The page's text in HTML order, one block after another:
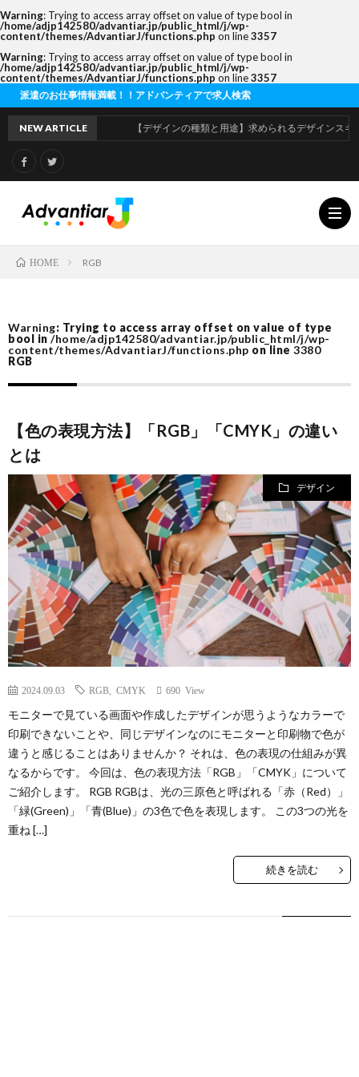
Warning: Trying to access array offset on value of type bool in
/home/adjp142580/advantiar.jp/public_html/j/wp-
content/themes/AdvantiarJ/functions.php on line3357
Warning: Trying to access array offset on value of type bool in
/home/adjp142580/advantiar.jp/public_html/j/wp-
content/themes/AdvantiarJ/functions.php on line3357
仕事情報満載！！アドバンティアで求人検索
規
約
営
会
社
NEW ARTICLE 【デザインの種類と用途】求められるデザインスキルの違
HOME RGB
Warning: Trying to access array offset on value of type
bool in /home/adjp142580/advantiar.jp/public_html/j/wp-
content/themes/AdvantiarJ/functions.php on line 3380
RGB
【色の表現方法】「RGB」「CMYK」の違い
とは
デザイン
2024.09.03 RGB CMYK 690 View
モニターで見ている画面や作成したデザインが思うようなカラーで
印刷できないことや、同じデザインなのにモニターと印刷物で色が
違うと感じることはありませんか？ それは、色の表現の仕組みが異
なるからです。 今回は、色の表現方法「RGB」「CMYK」について
ご紹介します。 RGB RGBは、光の三原色と呼ばれる「赤（Red）」
「緑(Green)」「青(Blue)」の3色で色を表現します。 この3つの光を
重ね […]
続きを読む